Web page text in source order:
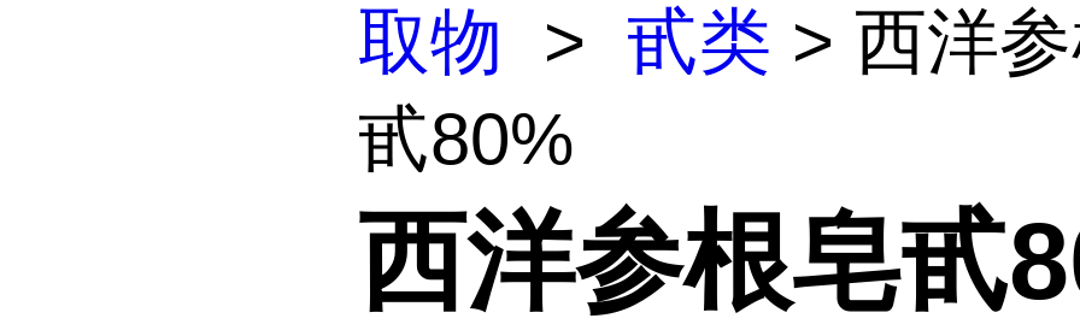
取物 > 甙类 > 西洋
甙80%
西洋参根皂甙